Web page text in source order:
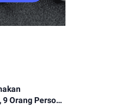
Orang Personil